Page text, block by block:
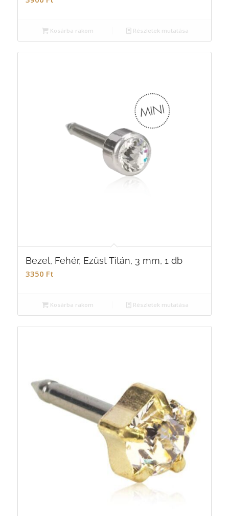
Kosárba rakom Részletek mutatása
Bezel, Fehér, Ezüst Titán, 3 mm, 1 db
3350 Ft
Kosárba rakom Részletek mutatása